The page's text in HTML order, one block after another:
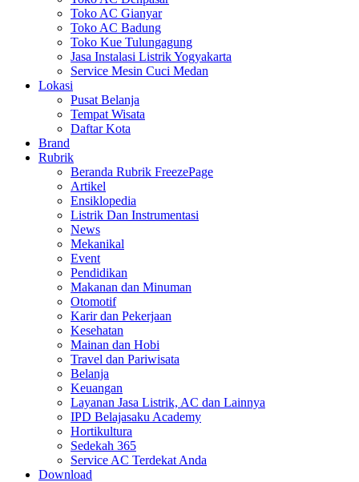
Toko AC Gianyar
Toko AC Badung
Toko Kue Tulungagung
Jasa Instalasi Listrik Yogyakarta
Service Mesin Cuci Medan
Lokasi
Pusat Belanja
Tempat Wisata
Daftar Kota
Brand
Rubrik
Beranda Rubrik FreezePage
Artikel
Ensiklopedia
Listrik Dan Instrumentasi
News
Mekanikal
Event
Pendidikan
Makanan dan Minuman
Otomotif
Karir dan Pekerjaan
Kesehatan
Mainan dan Hobi
Travel dan Pariwisata
Belanja
Keuangan
Layanan Jasa Listrik, AC dan Lainnya
IPD Belajasaku Academy
Hortikultura
Sedekah 365
Service AC Terdekat Anda
Download